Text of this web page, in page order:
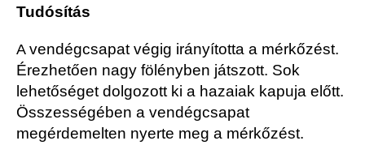
Tudósítás
A vendégcsapat végig irányította a mérkőzést.
Érezhetően nagy fölényben játszott. Sok
lehetőséget dolgozott ki a hazaiak kapuja előtt.
Összességében a vendégcsapat
megérdemelten nyerte meg a mérkőzést.